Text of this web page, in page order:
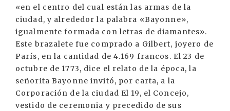
«en el centro del cual están las armas de la
ciudad, y alrededor la palabra «Bayonne»,
igualmente formada con letras de diamantes».
Este brazalete fue comprado a Gilbert, joyero de
París, en la cantidad de 4.169 francos. El 23 de
octubre de 1773, dice el relato de la época, la
señorita Bayonne invitó, por carta, a la
Corporación de la ciudad El 19, el Concejo,
vestido de ceremonia y precedido de sus